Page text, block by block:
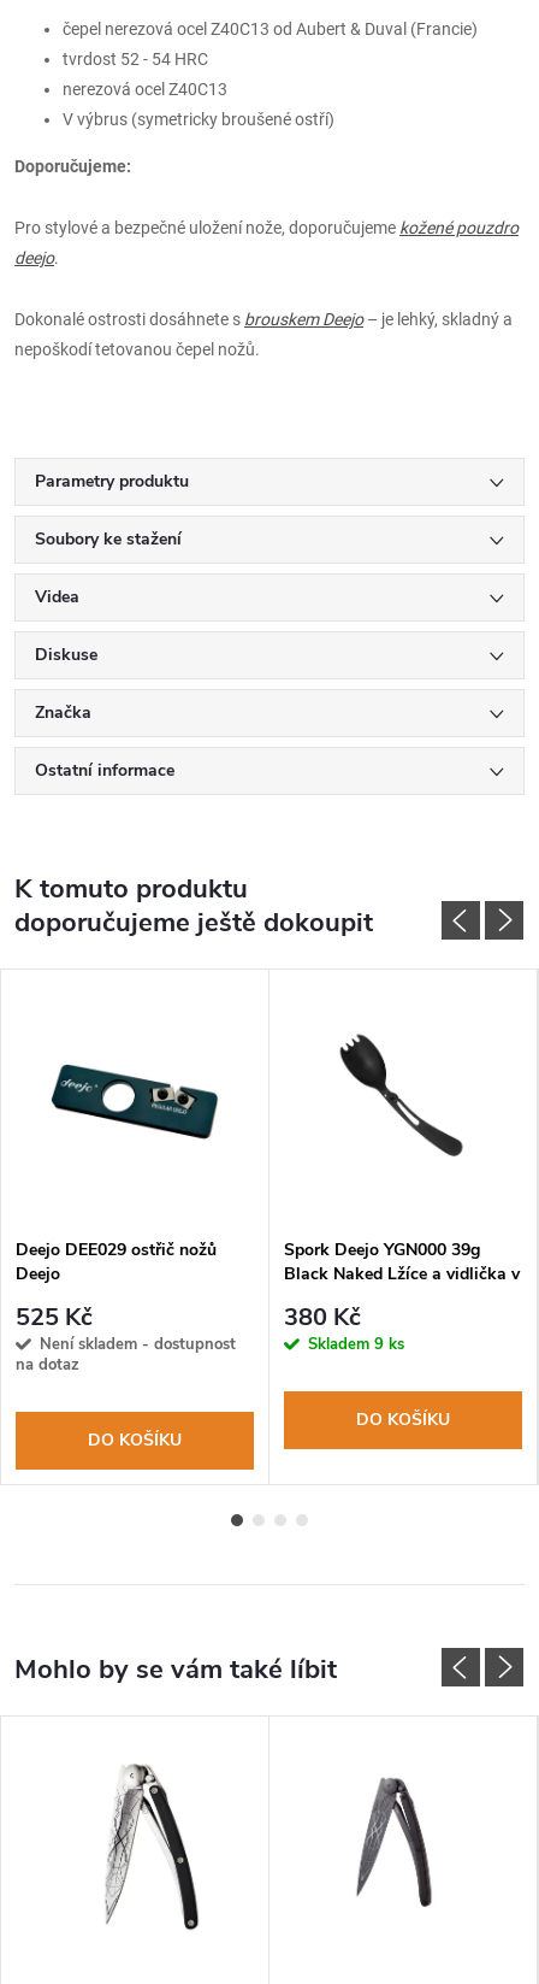
čepel nerezová ocel Z40C13 od Aubert & Duval (Francie)
tvrdost 52 - 54 HRC
nerezová ocel Z40C13
V výbrus (symetricky broušené ostří)
Doporučujeme:
Pro stylové a bezpečné uložení nože, doporučujeme kožené pouzdro
deejo.
Dokonalé ostrosti dosáhnete s brouskem Deejo– je lehký, skladný a
nepoškodí tetovanou čepel nožů.
Parametry produktu
Soubory ke stažení
Videa
Diskuse
Značka
Ostatní informace
K tomuto produktu
doporučujeme ještě dokoupit
Deejo DEE029 ostřič nožů
Deejo
525 Kč
Není skladem - dostupnost
na dotaz
DO KOŠÍKU
Spork Deejo YGN000 39g
Black Naked Lžíce a vidlička v
380 Kč
Skladem 9 ks
DO KOŠÍKU